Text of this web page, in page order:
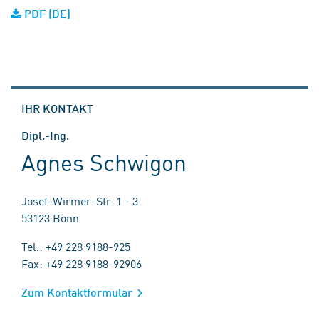
PDF (DE)
IHR KONTAKT
Dipl.-Ing.
Agnes Schwigon
Josef-Wirmer-Str. 1 - 3
53123 Bonn
Tel.: +49 228 9188-925
Fax: +49 228 9188-92906
Zum Kontaktformular